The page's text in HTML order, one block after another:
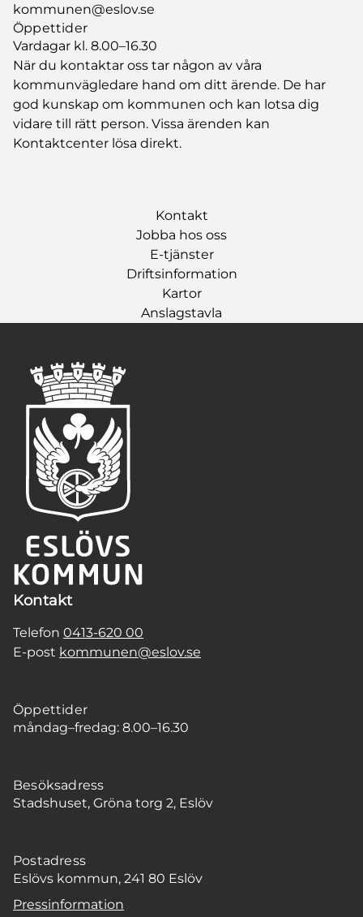
kommunen@eslov.se
Öppettider
Vardagar kl. 8.00–16.30
När du kontaktar oss tar någon av våra
kommunvägledare hand om ditt ärende. De har
god kunskap om kommunen och kan lotsa dig
vidare till rätt person. Vissa ärenden kan
Kontaktcenter lösa direkt.
Kontakt
Jobba hos oss
E-tjänster
Driftsinformation
Kartor
Anslagstavla
Kontakt
Telefon 0413-620 00
E-post kommunen@eslov.se
Öppettider
måndag–fredag: 8.00–16.30
Besöksadress
Stadshuset, Gröna torg 2, Eslöv
Postadress
Eslövs kommun, 241 80 Eslöv
Pressinformation